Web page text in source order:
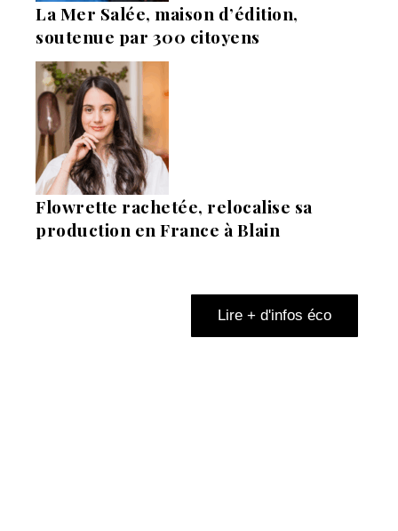
La Mer Salée, maison d’édition,
soutenue par 300 citoyens
Flowrette rachetée, relocalise sa
production en France à Blain
Lire + d'infos éco